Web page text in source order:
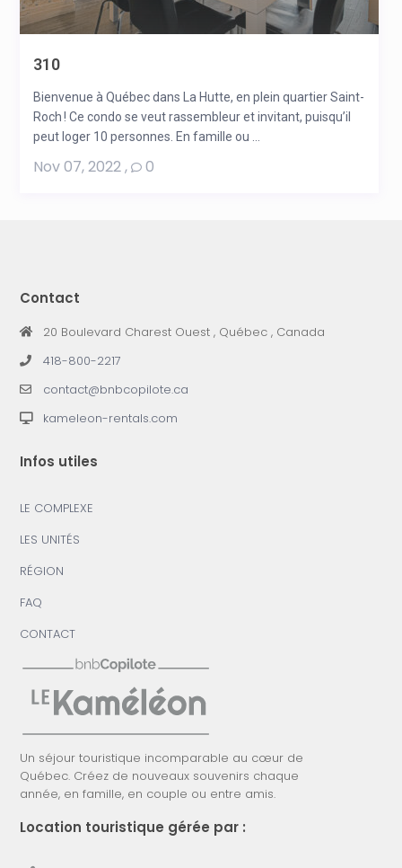
310
Bienvenue à Québec dans La Hutte, en plein quartier Saint-
Roch ! Ce condo se veut rassembleur et invitant, puisqu’il
peut loger 10 personnes. En famille ou ...
Nov 07, 2022, 0
Contact
20 Boulevard Charest Ouest , Québec , Canada
418-800-2217
contact@bnbcopilote.ca
kameleon-rentals.com
Infos utiles
LE COMPLEXE
LES UNITÉS
RÉGION
FAQ
CONTACT
Un séjour touristique incomparable au cœur de
Québec. Créez de nouveaux souvenirs chaque
année, en famille, en couple ou entre amis.
Location touristique gérée par :